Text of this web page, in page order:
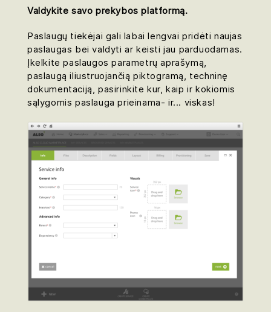
Valdykite savo prekybos platformą.
Paslaugų tiekėjai gali labai lengvai pridėti naujas
paslaugas bei valdyti ar keisti jau parduodamas.
Įkelkite paslaugos parametrų aprašymą,
paslaugą iliustruojančią piktogramą, techninę
dokumentaciją, pasirinkite kur, kaip ir kokiomis
sąlygomis paslauga prieinama- ir... viskas!